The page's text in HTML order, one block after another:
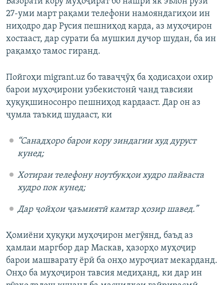
27-уми март рақами телефони намояндагиҳои ин
ниҳодро дар Русия пешниҳод карда, аз муҳоҷирон
хостааст, дар сурати ба мушкил дучор шудан, ба ин
рақамҳо тамос гиранд.
Пойгоҳи migrant.uz бо таваҷҷӯҳ ба ҳодисаҳои охир
барои муҳоҷирони узбекистонӣ чанд тавсияи
ҳуқуқшиносонро пешниҳод кардааст. Дар он аз
ҷумла таъкид шудааст, ки
“Санадҳоро барои кору зиндагии худ дуруст
кунед;
Хотираи телефону ноутбукҳои худро пайваста
худро пок кунед;
Дар ҷойҳои ҷаъмиятӣ камтар ҳозир шавед.”
Ҳомиёни ҳуқуқи муҳоҷирон мегӯянд, баъд аз
ҳамлаи маргбор дар Маскав, ҳазорҳо муҳоҷир
барои машварату ёрӣ ба онҳо муроҷиат мекарданд.
Онҳо ба муҳоҷирон тавсия медиҳанд, ки дар ин